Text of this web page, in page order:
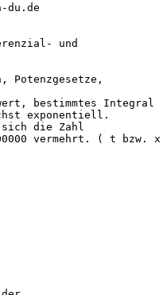
du.de
und
Potenzgesetze,
bestimmtes Integral
exponentiell.
sich die Zahl
vermehrt. ( t bzw. x